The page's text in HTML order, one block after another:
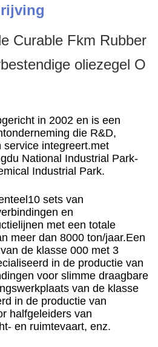
Curable Fkm Rubber
oliezegel O
in 2002 en is een
die R&D,
service integreert.met
National Industrial Park-
Industrial Park.
10 sets van
en
met een totale
meer dan 8000 ton/jaar.Een
de klasse 000 met 3
in de productie van
voor slimme draagbare
van de klasse
in de productie van
halfgeleiders van
en ruimtevaart, enz.